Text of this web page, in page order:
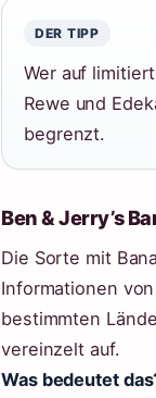
DER TIPP
Wer auf
Rewe und
begrenzt.
Ben & Jerry’s
Die Sorte mit
Informationen
bestimmten
vereinzelt auf.
Was bedeutet